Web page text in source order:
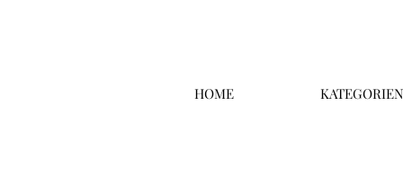
HOME KATEGORIEN